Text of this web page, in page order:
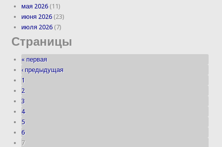
мая 2026 (11)
июня 2026 (23)
июля 2026 (7)
Страницы
« первая
‹ предыдущая
1
2
3
4
5
6
7